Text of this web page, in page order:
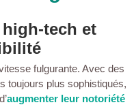
tech et
fulgurante. Avec des
toujours plus sophistiqués,
augmenter leur notoriété